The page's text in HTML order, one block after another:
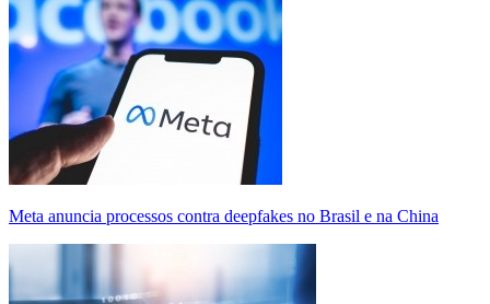
Meta anuncia processos contra deepfakes no Brasil e na China